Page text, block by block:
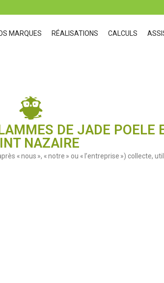
MARQUES RÉALISATIONS CALCULS
DE JADE POELE
NAZAIRE
« nous », « notre » ou « l’entreprise ») collecte,